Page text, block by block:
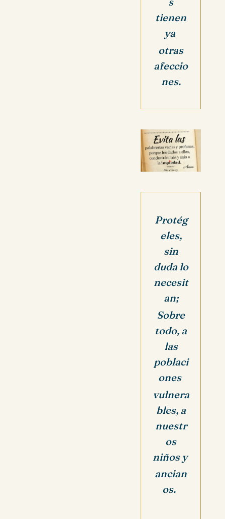
tienen
ya
otras
afeccio
nes.
Protég
eles,
sin
duda lo
necesit
an;
Sobre
todo, a
las
poblaci
ones
vulnera
bles, a
nuestr
os
niños y
ancian
os.